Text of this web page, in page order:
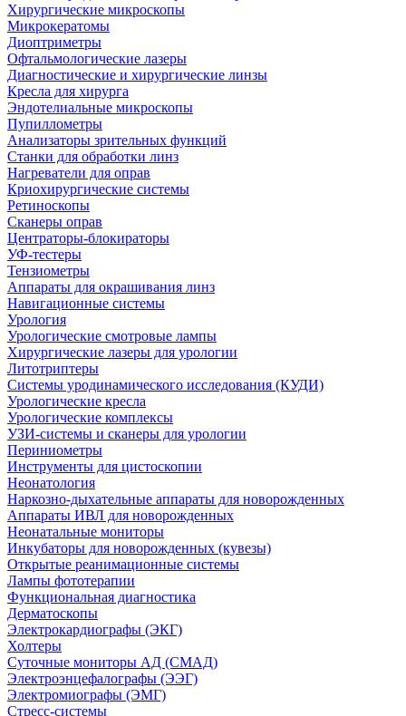
Хирургические микроскопы
Микрокератомы
Диоптриметры
Офтальмологические лазеры
Диагностические и хирургические линзы
Кресла для хирурга
Эндотелиальные микроскопы
Пупиллометры
Анализаторы зрительных функций
Станки для обработки линз
Нагреватели для оправ
Криохирургические системы
Ретиноскопы
Сканеры оправ
Центраторы-блокираторы
УФ-тестеры
Тензиометры
Аппараты для окрашивания линз
Навигационные системы
Урология
Урологические смотровые лампы
Хирургические лазеры для урологии
Литотриптеры
Системы уродинамического исследования (КУДИ)
Урологические кресла
Урологические комплексы
УЗИ-системы и сканеры для урологии
Периниометры
Инструменты для цистоскопии
Неонатология
Наркозно-дыхательные аппараты для новорожденных
Аппараты ИВЛ для новорожденных
Неонатальные мониторы
Инкубаторы для новорожденных (кувезы)
Открытые реанимационные системы
Лампы фототерапии
Функциональная диагностика
Дерматоскопы
Электрокардиографы (ЭКГ)
Холтеры
Суточные мониторы АД (СМАД)
Электроэнцефалографы (ЭЭГ)
Электромиографы (ЭМГ)
Стресс-системы